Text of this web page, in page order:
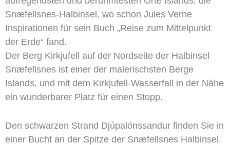
Snæfellsnes-Halbinsel, wo schon Jules Verne
Inspirationen für sein Buch „Reise zum Mittelpunkt
der Erde“ fand.
Der Berg Kirkjufell auf der Nordseite der Halbinsel
Snæfellsnes ist einer der malerischsten Berge
Islands, und mit dem Kirkjufell-Wasserfall in der Nähe
ein wunderbarer Platz für einen Stopp.
Den schwarzen Strand Djúpalónssandur finden Sie in
einer Bucht an der Spitze der Snæfellsnes Halbinsel.